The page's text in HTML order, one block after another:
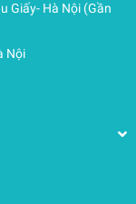
Giấy- Hà Nội (Gần
Nội